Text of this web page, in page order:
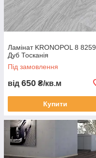
Ламінат KRONOPOL 8 8259
Дуб Тосканія
Під замовлення
від 650 ₴/кв.м
Купити